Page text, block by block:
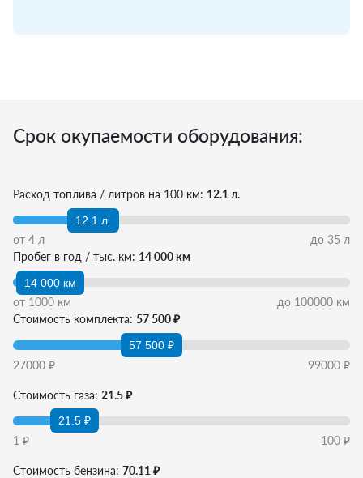
Срок окупаемости оборудования:
Расход топлива / литров на 100 км: 12.1 л.
12.1 л.
от 4 л до 35 л
Пробег в год / тыс. км: 14 000 км
14 000 км
от 1000 км до 100000 км
Стоимость комплекта: 57 500 ₽
57 500 ₽
27000 ₽ 99000 ₽
Стоимость газа: 21.5 ₽
21.5 ₽
1 ₽ 100 ₽
Стоимость бензина: 70.11 ₽